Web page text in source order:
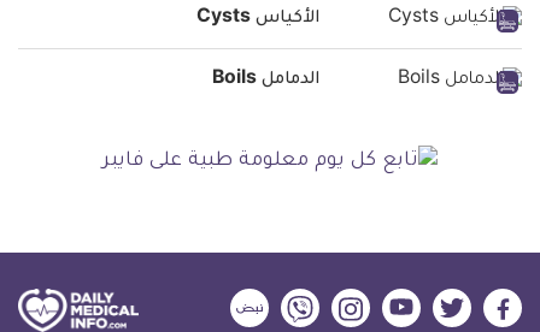
الأكياس Cysts
الدمامل Boils
ديلي
ديلي
ديلي
ديلي
ديلي
ديلي